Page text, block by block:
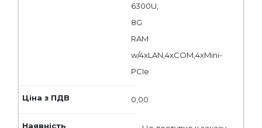
6300U,
8G
RAM
w/4xLAN,4xCOM,4xMini-
PCIe
0,00